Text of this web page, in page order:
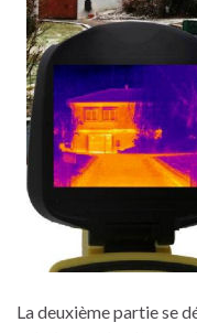
La deuxième partie se